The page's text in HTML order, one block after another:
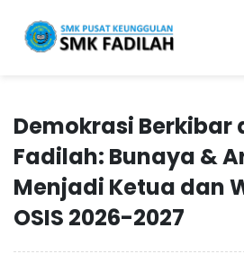
Demokrasi Berkibar
Fadilah: Bunaya &
Menjadi Ketua dan
OSIS 2026-2027